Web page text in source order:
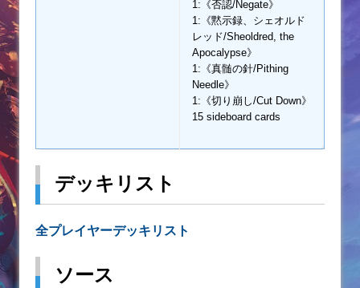
1:《否認/Negate》
1:《黙示録、シェオルド
レッド/Sheoldred, the
Apocalypse》
1:《真髄の針/Pithing
Needle》
1:《切り崩し/Cut Down》
15 sideboard cards
デッキリスト
全プレイヤーデッキリスト
ソース